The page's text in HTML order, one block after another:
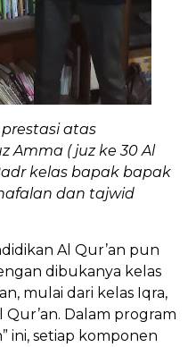
atas
Amma ( juz ke 30 Al
kelas bapak bapak
dan tajwid
Al Qur’an pun
dibukanya kelas
mulai dari kelas Iqra,
Dalam program
ini, setiap komponen